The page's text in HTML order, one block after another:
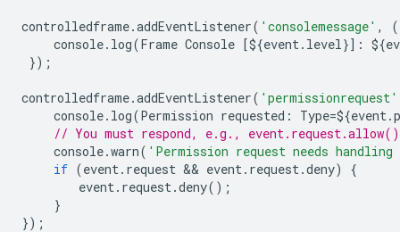
controlledframe.addEventListener( 'consolemessage' , (
console. log(Frame Console [${event. level}] : ${
});
controlledframe.addEventListener( 'permissionrequest'
console. log(Permission requested : Type=${event.
// You must respond, e.g.,
console.warn( 'Permission request needs
if (event. request && event. request.deny)
{
event. request.deny();
}
});